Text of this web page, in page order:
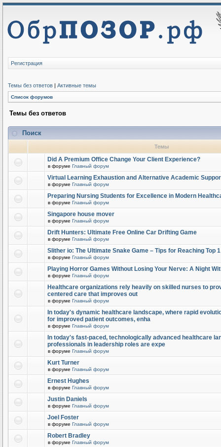
Регистрация
Темы без ответов | Активные темы
Список форумов
Темы без ответов
Поиск
Темы
Did A Premium Office Change Your Client Experience?
в форуме Главный форум
Virtual Learning Exhaustion and Alternative Academic
в форуме Главный форум
Preparing Nursing Students for Excellence in Modern
в форуме Главный форум
Singapore house mover
в форуме Главный форум
Drift Hunters: Ultimate Free Online Car Drifting Game
в форуме Главный форум
Slither io: The Ultimate Snake Game – Tips for Reaching Top
в форуме Главный форум
Playing Horror Games Without Losing Your Nerve: A Night
в форуме Главный форум
Healthcare organizations rely heavily on skilled nurses to
centered care that improves out
в форуме Главный форум
In today's dynamic healthcare landscape, where rapid
for improved patient outcomes, enha
в форуме Главный форум
In today's fast-paced, technologically advanced healthcare
professionals in leadership roles are expe
в форуме Главный форум
Kurt Turner
в форуме Главный форум
Ernest Hughes
в форуме Главный форум
Justin Daniels
в форуме Главный форум
Joel Foster
в форуме Главный форум
Robert Bradley
в форуме Главный форум